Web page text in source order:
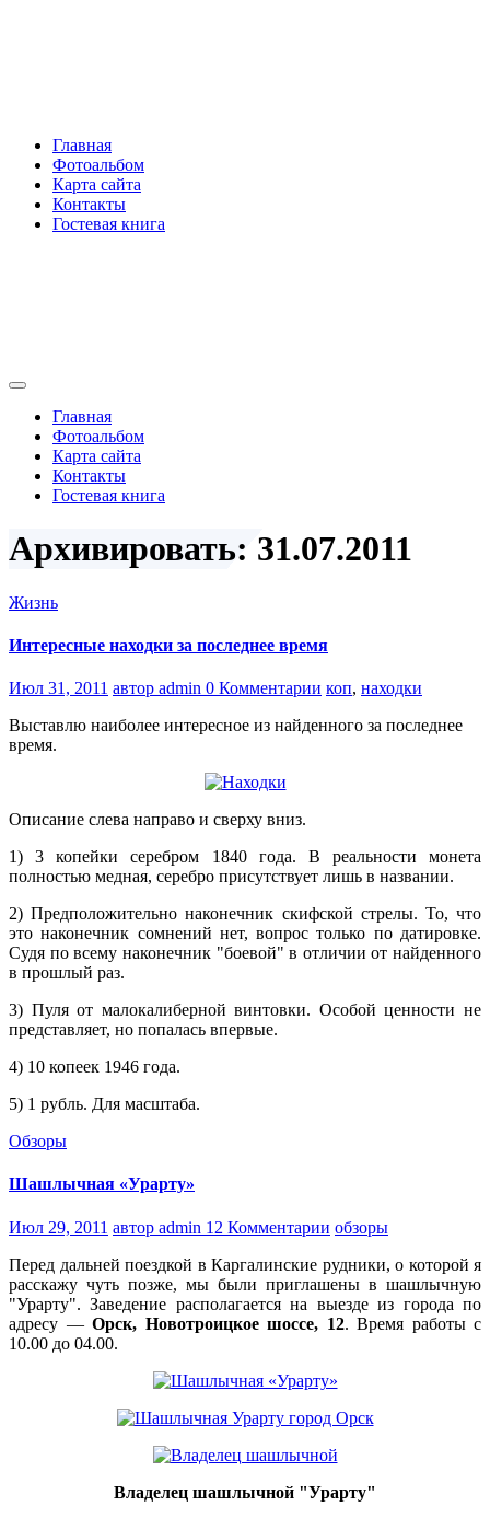
Главная
Фотоальбом
Карта сайта
Контакты
Гостевая книга
Главная
Фотоальбом
Карта сайта
Контакты
Гостевая книга
Архивировать: 31.07.2011
Жизнь
Интересные находки за последнее время
Июл 31, 2011 автор admin 0 Комментарии коп, находки
Выставлю наиболее интересное из найденного за последнее
время.
Описание слева направо и сверху вниз.
1) 3 копейки серебром 1840 года. В реальности монета
полностью медная, серебро присутствует лишь в названии.
2) Предположительно наконечник скифской стрелы. То, что
это наконечник сомнений нет, вопрос только по датировке.
Судя по всему наконечник "боевой" в отличии от найденного
в прошлый раз.
3) Пуля от малокалиберной винтовки. Особой ценности не
представляет, но попалась впервые.
4) 10 копеек 1946 года.
5) 1 рубль. Для масштаба.
Обзоры
Шашлычная «Урарту»
Июл 29, 2011 автор admin 12 Комментарии обзоры
Перед дальней поездкой в Каргалинские рудники, о которой я
расскажу чуть позже, мы были приглашены в шашлычную
"Урарту". Заведение располагается на выезде из города по
адресу — Орск, Новотроицкое шоссе, 12. Время работы с
10.00 до 04.00.
Владелец шашлычной "Урарту"